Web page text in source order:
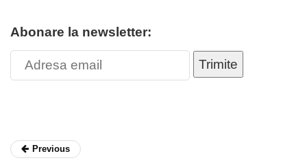
Abonare la newsletter:
Trimite
Previous